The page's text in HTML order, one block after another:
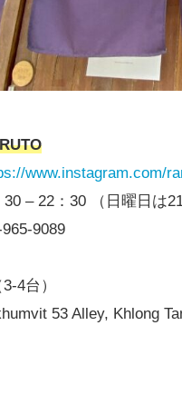
www.instagram.com/
– 22：30 （日曜日は21
9089
4台）
53 Alley, Khlong